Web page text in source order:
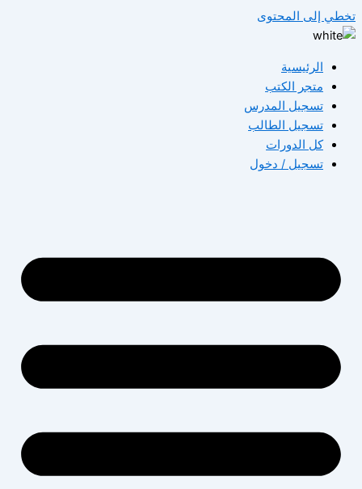
تخطي إلى المحتوى
الرئيسية
متجر الكتب
تسجيل المدرس
تسجيل الطالب
كل الدورات
تسجيل / دخول